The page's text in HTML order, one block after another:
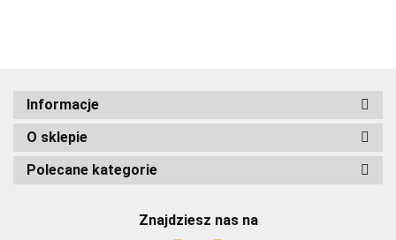
Informacje
O sklepie
Polecane kategorie
Znajdziesz nas na